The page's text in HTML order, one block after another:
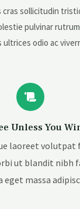
cras sollicitudin
pulvinar
ultrices odio ac
Unless You
laoreet volutpat
ut blandit nibh
eget massa